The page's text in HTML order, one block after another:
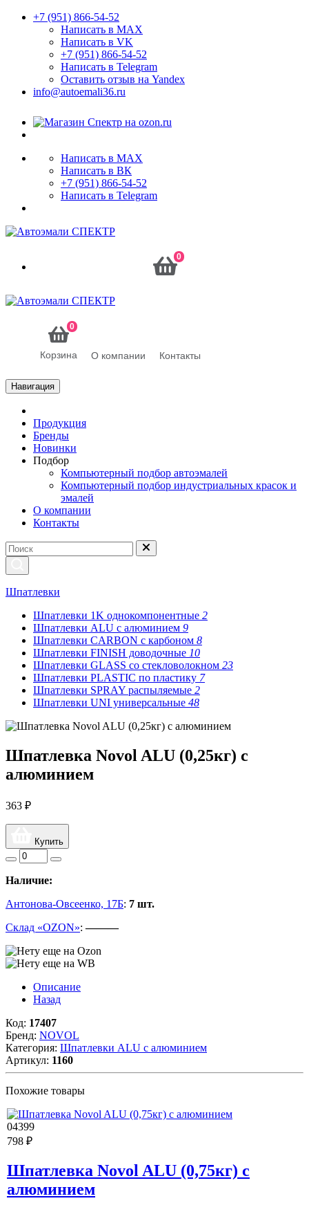
+7 (951) 866-54-52
Написать в MAX
Написать в VK
+7 (951) 866-54-52
Написать в Telegram
Оставить отзыв на Yandex
info@autoemali36.ru
Написать в MAX
Написать в ВК
+7 (951) 866-54-52
Написать в Telegram
0
0
Корзина О компании Контакты
Навигация
Продукция
Бренды
Новинки
Подбор
Компьютерный подбор автоэмалей
Компьютерный подбор индустриальных красок и
эмалей
О компании
Контакты
Шпатлевки
Шпатлевки 1K однокомпонентные 2
Шпатлевки ALU с алюминием 9
Шпатлевки CARBON с карбоном 8
Шпатлевки FINISH доводочные 10
Шпатлевки GLASS со стекловолокном 23
Шпатлевки PLASTIC по пластику 7
Шпатлевки SPRAY распыляемые 2
Шпатлевки UNI универсальные 48
Шпатлевка Novol ALU (0,25кг) с
алюминием
363 ₽
Купить
Наличие:
Антонова-Овсеенко, 17Б: 7 шт.
Склад «OZON»:———
Описание
Назад
Код: 17407
Бренд: NOVOL
Категория: Шпатлевки ALU с алюминием
Артикул: 1160
Похожие товары
04399
798 ₽
Шпатлевка Novol ALU (0,75кг) с
алюминием